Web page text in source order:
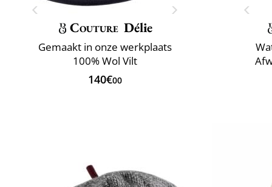
Couture Délie
Gemaakt in onze werkplaats
100% Wol Vilt
140€00